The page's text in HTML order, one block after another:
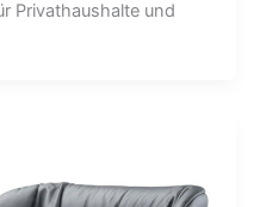
Privathaushalte und